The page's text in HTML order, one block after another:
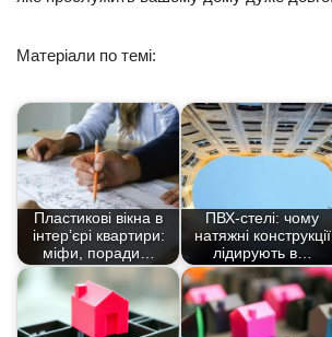
Матеріали по темі:
Пластикові вікна в
інтер’єрі квартири:
міфи, поради…
ПВХ-стелі: чому
натяжні конструкції
лідирують в…